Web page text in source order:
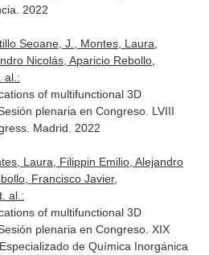
2022
Seoane, J., Montes, Laura,
Nicolás, Aparicio Rebollo,
al.:
of multifunctional 3D
plenaria en Congreso. LVIII
Madrid. 2022
Laura, Filippin Emilio, Alejandro
Francisco Javier,
al.:
of multifunctional 3D
plenaria en Congreso. XIX
de Química Inorgánica